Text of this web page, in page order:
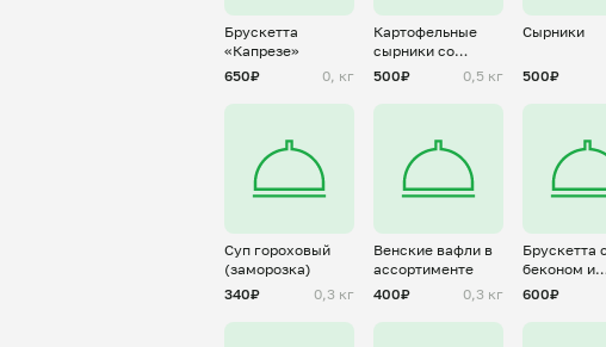
Брускетта
«Капрезе»
650₽
0, кг
Картофельные
сырники со
шпинатом
500₽ 0,5 кг
Сырники
500₽
Суп гороховый
(заморозка)
340₽
0,3 кг
Венские вафли в
ассортименте
400₽
0,3 кг
Брускетта с
беконом и
600₽